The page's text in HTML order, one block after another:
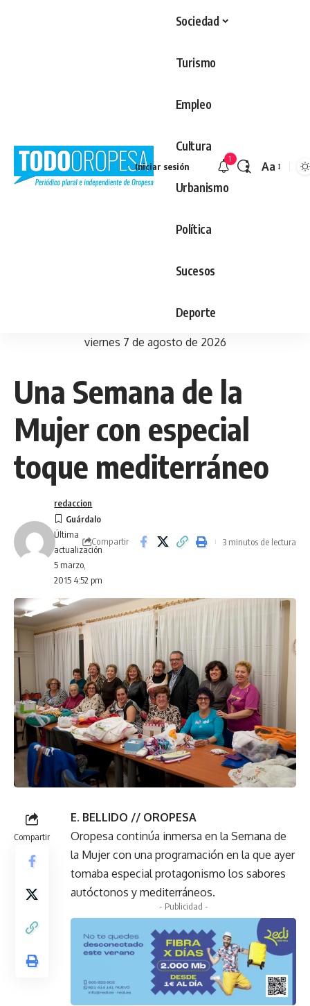
Sociedad
Turismo
Empleo
Cultura
Urbanismo
Política
Sucesos
Deporte
Iniciar sesión
1
Aa
viernes 7 de agosto de 2026
Una Semana de la
Mujer con especial
toque mediterráneo
Última
actualización
5 marzo,
2015 4:52 pm
redaccion
Compartir 3 minutos de lectura
Compartir
E. BELLIDO // OROPESA
Oropesa continúa inmersa en la Semana de
la Mujer con una programación en la que ayer
tomaba especial protagonismo los sabores
autóctonos y mediterráneos.
- Publicidad -